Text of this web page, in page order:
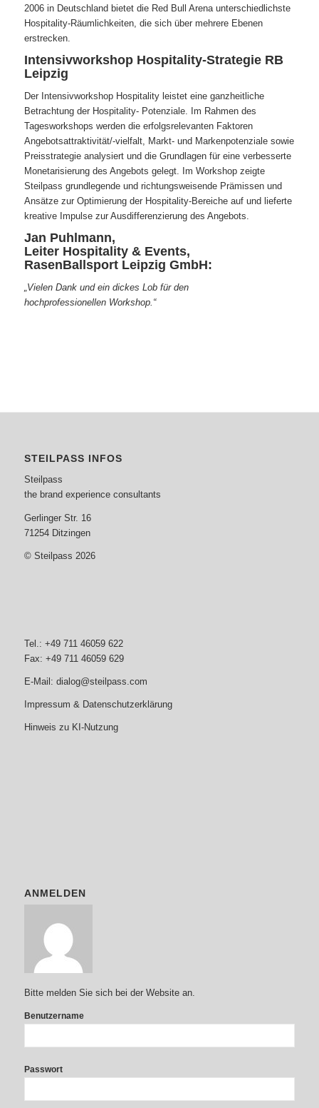
2006 in Deutschland bietet die Red Bull Arena unterschiedlichste
Hospitality-Räumlichkeiten, die sich über mehrere Ebenen
erstrecken.
Intensivworkshop Hospitality-Strategie RB
Leipzig
Der Intensivworkshop Hospitality leistet eine ganzheitliche
Betrachtung der Hospitality- Potenziale. Im Rahmen des
Tagesworkshops werden die erfolgsrelevanten Faktoren
Angebotsattraktivität/-vielfalt, Markt- und Markenpotenziale sowie
Preisstrategie analysiert und die Grundlagen für eine verbesserte
Monetarisierung des Angebots gelegt. Im Workshop zeigte
Steilpass grundlegende und richtungsweisende Prämissen und
Ansätze zur Optimierung der Hospitality-Bereiche auf und lieferte
kreative Impulse zur Ausdifferenzierung des Angebots.
Jan Puhlmann,
Leiter Hospitality & Events,
RasenBallsport Leipzig GmbH:
„Vielen Dank und ein dickes Lob für den
hochprofessionellen Workshop.“
STEILPASS INFOS
Steilpass
the brand experience consultants
Gerlinger Str. 16
71254 Ditzingen
© Steilpass 2026
Tel.: +49 711 46059 622
Fax: +49 711 46059 629
E-Mail: dialog@steilpass.com
Impressum & Datenschutzerklärung
Hinweis zu KI-Nutzung
ANMELDEN
Bitte melden Sie sich bei der Website an.
Benutzername
Passwort